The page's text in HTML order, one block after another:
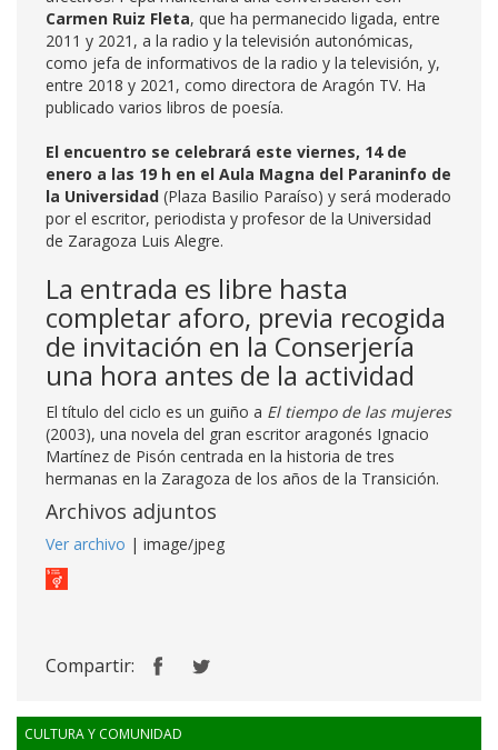
Carmen Ruiz Fleta, que ha permanecido ligada, entre
2011 y 2021, a la radio y la televisión autonómicas,
como jefa de informativos de la radio y la televisión, y,
entre 2018 y 2021, como directora de Aragón TV. Ha
publicado varios libros de poesía.
El encuentro se celebrará este viernes, 14 de
enero a las 19 h en el Aula Magna del Paraninfo de
la Universidad (Plaza Basilio Paraíso) y será moderado
por el escritor, periodista y profesor de la Universidad
de Zaragoza Luis Alegre.
La entrada es libre hasta
completar aforo, previa recogida
de invitación en la Conserjería
una hora antes de la actividad
El título del ciclo es un guiño a El tiempo de las mujeres
(2003), una novela del gran escritor aragonés Ignacio
Martínez de Pisón centrada en la historia de tres
hermanas en la Zaragoza de los años de la Transición.
Archivos adjuntos
Ver archivo | image/jpeg
Compartir:
CULTURA Y COMUNIDAD